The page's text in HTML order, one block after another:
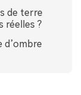
de terre
réelles ?
d’ombre